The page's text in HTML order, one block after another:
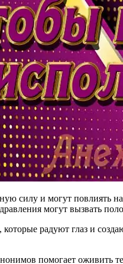
силу и могут
могут вызвать
радуют глаз и
помогает оживить